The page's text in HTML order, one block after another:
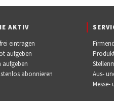
AKTIV
eintragen
aufgeben
aufgeben
abonnieren
Aus-
Messe-